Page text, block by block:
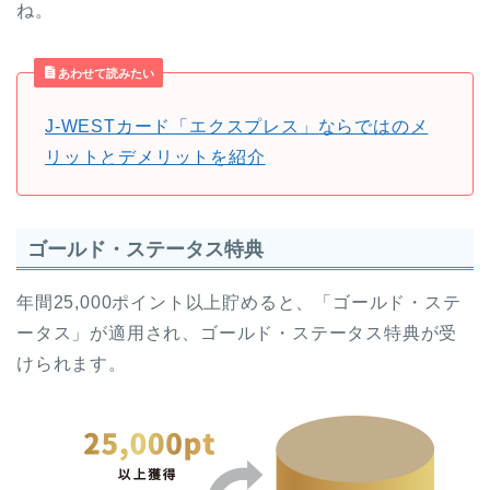
ね。
あわせて読みたい
J-WESTカード「エクスプレス」ならではのメ
リットとデメリットを紹介
ゴールド・ステータス特典
年間25,000ポイント以上貯めると、「ゴールド・ステ
ータス」が適用され、ゴールド・ステータス特典が受
けられます。